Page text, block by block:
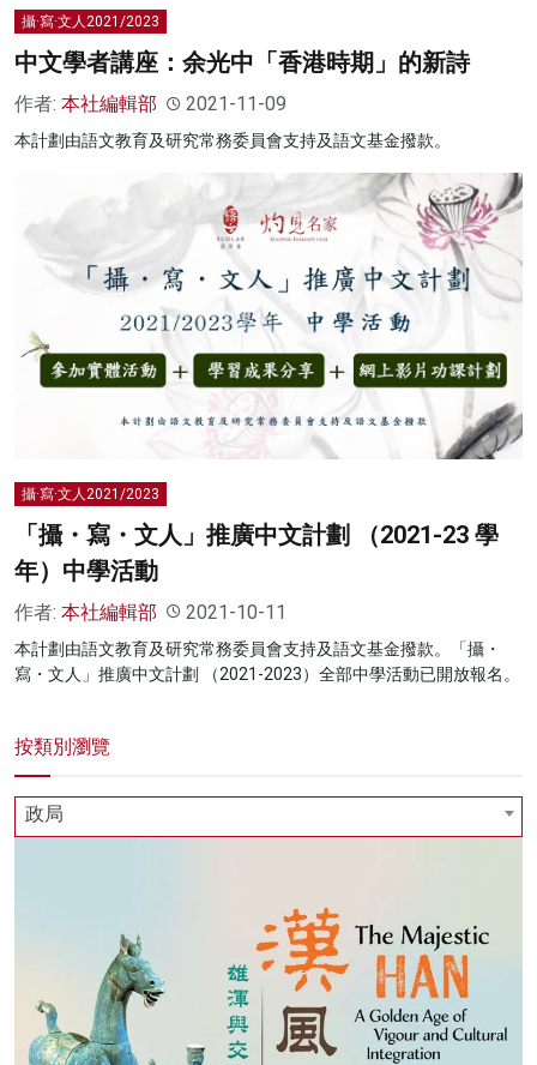
攝·寫·文人2021/2023
中文學者講座：余光中「香港時期」的新詩
作者: 本社編輯部 2021-11-09
本計劃由語文教育及研究常務委員會支持及語文基金撥款。
攝·寫·文人2021/2023
「攝・寫・文人」推廣中文計劃 （2021-23 學
年）中學活動
作者: 本社編輯部 2021-10-11
本計劃由語文教育及研究常務委員會支持及語文基金撥款。「攝・
寫・文人」推廣中文計劃 （2021-2023）全部中學活動已開放報名。
按類別瀏覽
政局